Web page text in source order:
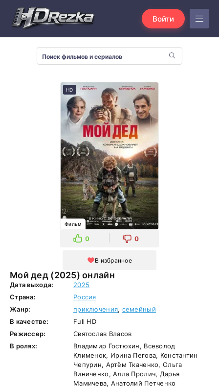
Войти
Мой дед (2025) онлайн
HD
Фильм
0 0
В избранное
Дата выхода:
2025
Страна:
Россия
Жанр:
приключения, семейный
В качестве:
Full HD
Режиссер:
Святослав Власов
В ролях:
Владимир Гостюхин, Всеволод
Клименок, Ирина Пегова, Константин
Чепурин, Артём Ткаченко, Ольга
Виниченко, Алла Пролич, Дарья
Мамичева, Анатолий Петченко